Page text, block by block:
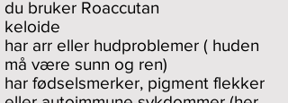
du bruker Roaccutan
keloide
har arr eller hudproblemer ( huden
må være sunn og ren)
har fødselsmerker, pigment flekker